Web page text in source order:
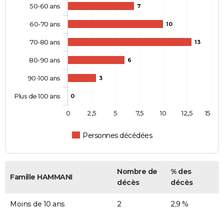
7
10
13
6
3
0
Personnes décédées
50-60 ans
60-70 ans
70-80 ans
80-90 ans
90-100 ans
Plus de 100 ans
0 2,5 5 7,5 10 12,5 15
Famille HAMMANI
Nombre de
décès
% des
décès
Moins de 10 ans 2 2,9 %